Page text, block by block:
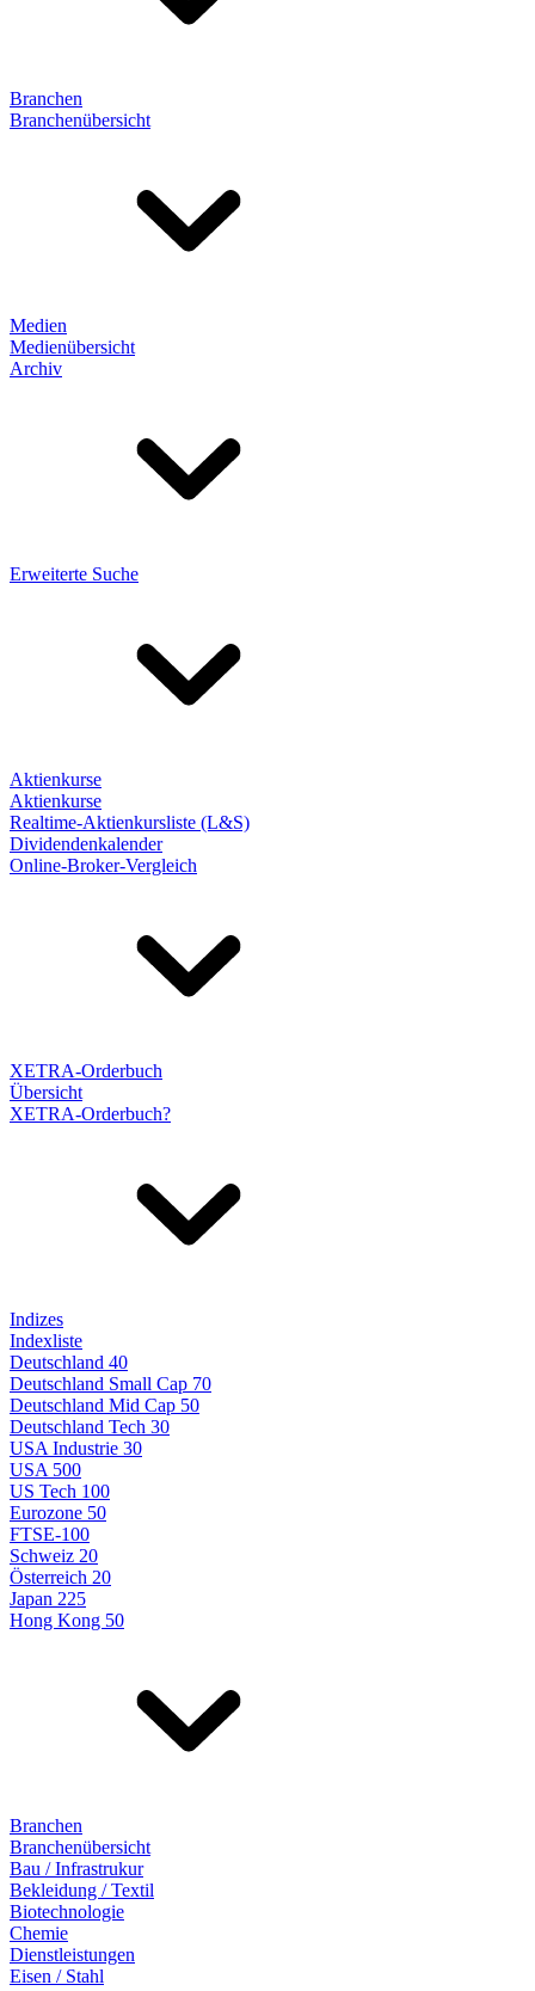
Branchen
Branchenübersicht
Medien
Medienübersicht
Archiv
Erweiterte Suche
Aktienkurse
Aktienkurse
Realtime-Aktienkursliste (L&S)
Dividendenkalender
Online-Broker-Vergleich
XETRA-Orderbuch
Übersicht
XETRA-Orderbuch?
Indizes
Indexliste
Deutschland 40
Deutschland Small Cap 70
Deutschland Mid Cap 50
Deutschland Tech 30
USA Industrie 30
USA 500
US Tech 100
Eurozone 50
FTSE-100
Schweiz 20
Österreich 20
Japan 225
Hong Kong 50
Branchen
Branchenübersicht
Bau / Infrastrukur
Bekleidung / Textil
Biotechnologie
Chemie
Dienstleistungen
Eisen / Stahl